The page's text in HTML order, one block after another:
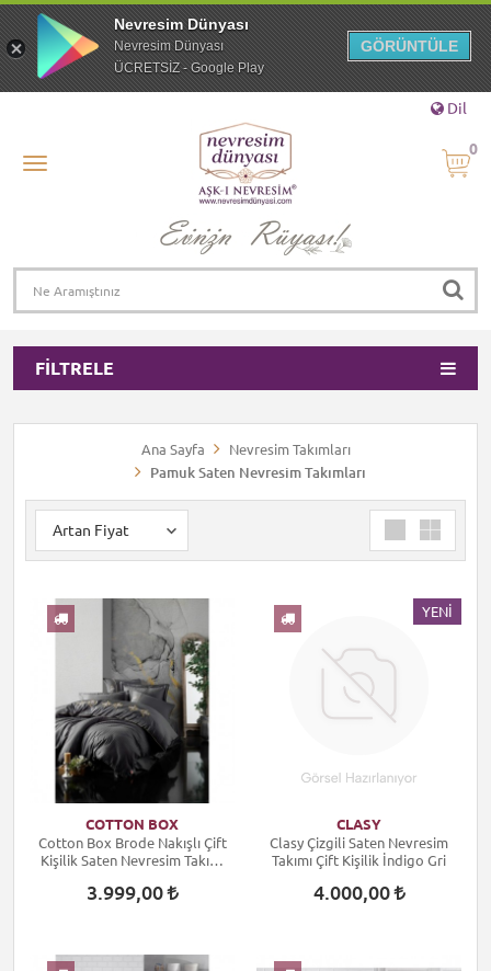
Dil
0
FILTRELE
Ana Sayfa
Nevresim Takımları
Pamuk Saten Nevresim Takımları
COTTON BOX
Cotton Box Brode Nakışlı Çift
Kişilik Saten Nevresim Takımı
3.999,00
YENI
CLASY
Clasy Çizgili Saten Nevresim
Takımı Çift Kişilik İndigo Gri
4.000,00
Nevresim Dünyası
Nevresim Dünyası
ÜCRETSİZ - Google Play
GÖRÜNTÜLE